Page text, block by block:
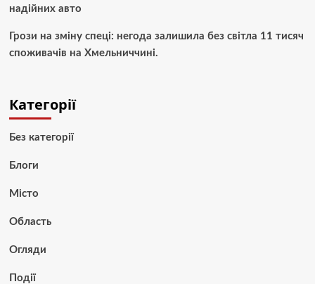
надійних авто
Грози на зміну спеці: негода залишила без світла 11 тисяч
споживачів на Хмельниччині.
Категорії
Без категорії
Блоги
Місто
Область
Огляди
Події